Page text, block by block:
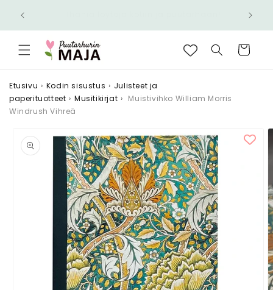
siirry
Ostoskori
Etusivu › Kodin sisustus › Julisteet ja
paperituotteet › Musitikirjat › Muistivihko William Morris
Windrush Vihreä
tuotetietoihin